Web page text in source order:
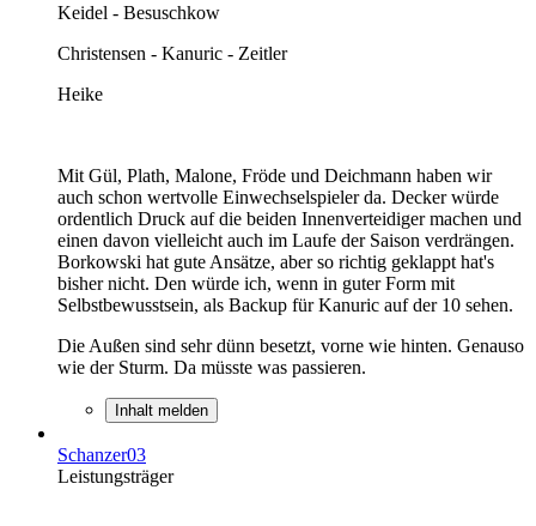
Keidel - Besuschkow
Christensen - Kanuric - Zeitler
Heike
Mit Gül, Plath, Malone, Fröde und Deichmann haben wir
auch schon wertvolle Einwechselspieler da. Decker würde
ordentlich Druck auf die beiden Innenverteidiger machen und
einen davon vielleicht auch im Laufe der Saison verdrängen.
Borkowski hat gute Ansätze, aber so richtig geklappt hat's
bisher nicht. Den würde ich, wenn in guter Form mit
Selbstbewusstsein, als Backup für Kanuric auf der 10 sehen.
Die Außen sind sehr dünn besetzt, vorne wie hinten. Genauso
wie der Sturm. Da müsste was passieren.
Inhalt melden
Schanzer03
Leistungsträger